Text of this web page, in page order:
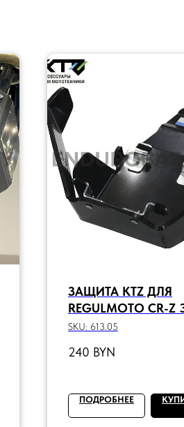
ЗАЩИТА KTZ ДЛЯ
REGULMOTO CR-Z
(ZS174FMM) 613.05
SKU: 613.05
240 BYN
ПОДРОБНЕЕ